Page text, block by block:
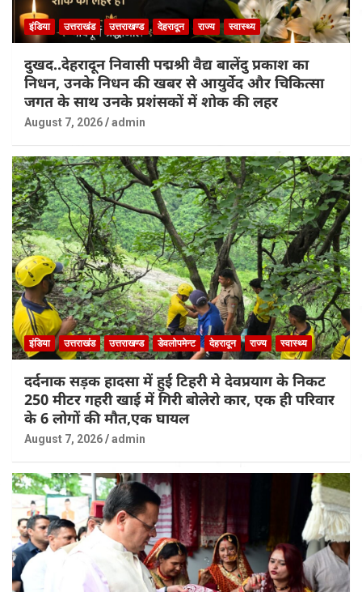
इंडिया उत्तराखंड उत्तराखण्ड देहरादून राज्य स्वास्थ्य
दुखद..देहरादून निवासी पद्मश्री वैद्य बालेंदु प्रकाश का
निधन, उनके निधन की खबर से आयुर्वेद और चिकित्सा
जगत के साथ उनके प्रशंसकों में शोक की लहर
August 7, 2026 admin
इंडिया उत्तराखंड उत्तराखण्ड डेवलोपमेन्ट देहरादून राज्य स्वास्थ्य
दर्दनाक सड़क हादसा में हुई टिहरी मे देवप्रयाग के निकट
250 मीटर गहरी खाई में गिरी बोलेरो कार, एक ही परिवार
के 6 लोगों की मौत,एक घायल
August 7, 2026 admin